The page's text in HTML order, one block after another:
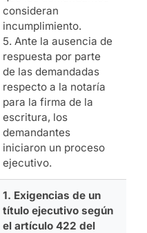
consideran
incumplimiento.
5. Ante la ausencia de
respuesta por parte
de las demandadas
respecto a la notaría
para la firma de la
escritura, los
demandantes
iniciaron un proceso
ejecutivo.
1. Exigencias de un
título ejecutivo según
el artículo 422 del